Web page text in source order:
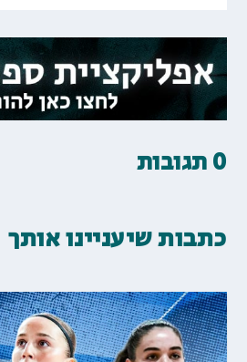
0 תגובות
כתבות שיעניינו אותך